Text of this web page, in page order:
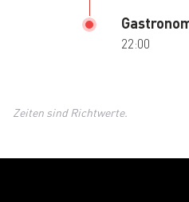
22:00
Zeiten sind Richtwerte.